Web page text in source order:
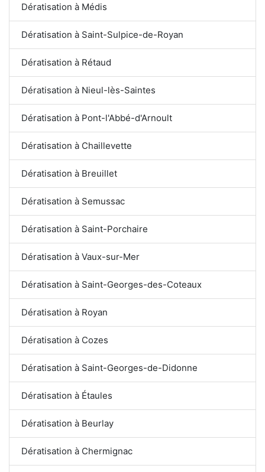
Dératisation à Médis
Dératisation à Saint-Sulpice-de-Royan
Dératisation à Rétaud
Dératisation à Nieul-lès-Saintes
Dératisation à Pont-l'Abbé-d'Arnoult
Dératisation à Chaillevette
Dératisation à Breuillet
Dératisation à Semussac
Dératisation à Saint-Porchaire
Dératisation à Vaux-sur-Mer
Dératisation à Saint-Georges-des-Coteaux
Dératisation à Royan
Dératisation à Cozes
Dératisation à Saint-Georges-de-Didonne
Dératisation à Étaules
Dératisation à Beurlay
Dératisation à Chermignac